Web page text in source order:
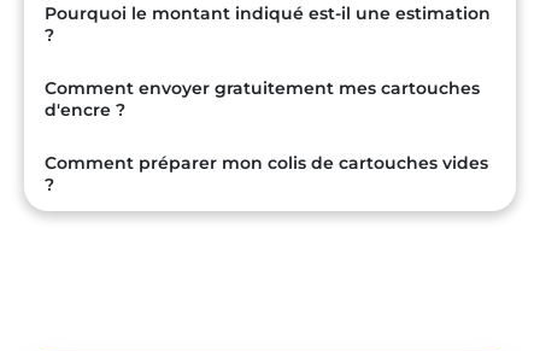
Pourquoi le montant indiqué est-il une estimation
?
Comment envoyer gratuitement mes cartouches
d'encre ?
Comment préparer mon colis de cartouches vides
?